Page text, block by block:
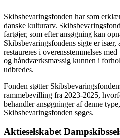
Skibsbevaringsfonden har som
danske kulturarv.
fartøjer, som efter ansøgning kan
Skibsbevaringsfondens sigte er
restaureres i overensstemmelses
og håndværksmæssig kunnen i
udbredes.
Fonden støtter
rammebevilling fra 2023-2025,
behandler ansøgninger af denne
Skibsbevaringsfonden søges.
Aktieselskabet